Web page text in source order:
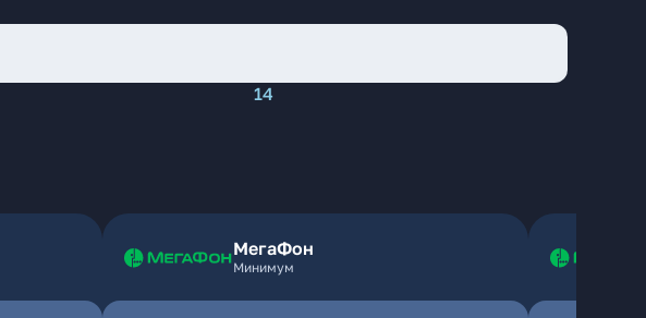
14
МегаФон
Минимум